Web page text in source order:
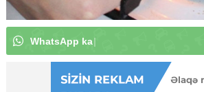
WhatsApp kan